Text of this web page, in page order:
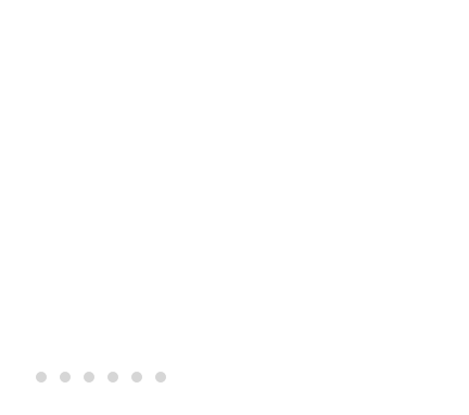
Wir setzen Ideen um
Klimakammern
Laborbau
Nachhaltige Hightech-Bauten
Facility Management